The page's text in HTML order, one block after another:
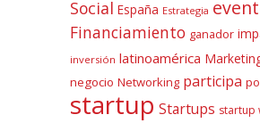
Social España Estrategia
Financiamiento ganador
inversión latinoamérica
negocio Networking participa
startup Startups startup